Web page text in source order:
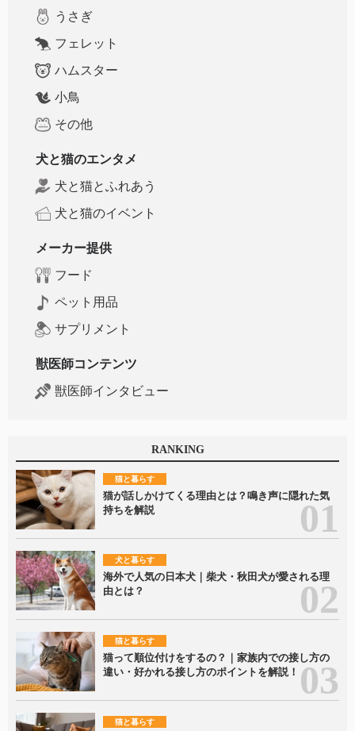
うさぎ
フェレット
ハムスター
小鳥
その他
犬と猫のエンタメ
犬と猫とふれあう
犬と猫のイベント
メーカー提供
フード
ペット用品
サプリメント
獣医師コンテンツ
獣医師インタビュー
RANKING
猫と暮らす
猫が話しかけてくる理由とは？鳴き声に隠れた気
持ちを解説
犬と暮らす
海外で人気の日本犬｜柴犬・秋田犬が愛される理
由とは？
猫と暮らす
猫って順位付けをするの？｜家族内での接し方の
違い・好かれる接し方のポイントを解説！
猫と暮らす